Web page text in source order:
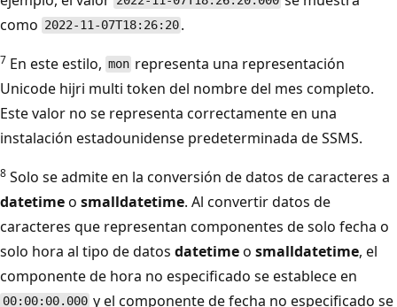
como 2022-11-07T18:26:20 .
7 En este estilo, mon representa una representación
Unicode hijri multi token del nombre del mes completo.
Este valor no se representa correctamente en una
instalación estadounidense predeterminada de SSMS.
8 Solo se admite en la conversión de datos de caracteres a
datetimeo smalldatetime. Al convertir datos de
caracteres que representan componentes de solo fecha o
solo hora al tipo de datos datetimeo smalldatetime, el
componente de hora no especificado se establece en
00:00:00.000 y el componente de fecha no especificado se